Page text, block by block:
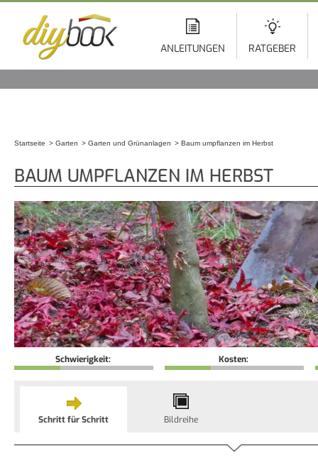
ANLEITUNGEN RATGEBER
Startseite Garten Garten und Grünanlagen Baum umpflanzen im Herbst
BAUM UMPFLANZEN IM HERBST
Schwierigkeit: Kosten:
Schritt für Schritt Bildreihe